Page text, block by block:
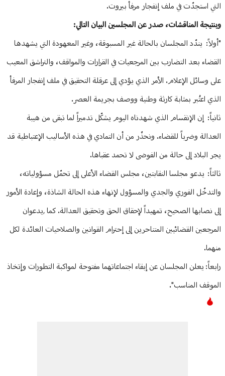
التي استجدّت في ملف إنفجار مرفأ بيروت.
وبنتيجة المناقشات، صدر عن المجلسين البيان التالي:
"أولاً: يندّد المجلسان بالحالة غير المسبوقة، وغير المعهودة التي يشهدها
القضاء بعد التضارب بين المرجعيات في القرارات والمواقف، والتراشق المعيب
على وسائل الإعلام. الأمر الذي يؤدي إلى عرقلة التحقيق في ملف إنفجار المرفأ
الذي اعتُبر بمثابة كارثة وطنية ووصف بجريمة العصر.
ثانياً: إن الإنقسام الذي شهدناه اليوم يشكّل تدميراً لما تبقى من هيبة
العدالة وضرباً للقضاء. ونحذّر من أن التمادي في هذه الأساليب الإعتباطية قد
يجر البلاد إلى حالة من الفوضى لا تحمد عقباها.
ثالثاً: يدعو مجلسا النقابتين، مجلس القضاء الأعلى إلى تحمّل مسؤولياته،
والتدخّل الفوري والجدي والمسؤول لإنهاء هذه الحالة الشاذة، وإعادة الأمور
إلى نصابها الصحيح، تمهيداً لإحقاق الحق وتحقيق العدالة. كما ,يدعوان
المرجعين القضائيين المتناحرين إلى إحترام القوانين والصلاحيات العائدة لكل
منهما.
رابعاً: يعلن المجلسان عن إبقاء اجتماعاتهما مفتوحة لمواكبة التطورات وإتخاذ
الموقف المناسب".